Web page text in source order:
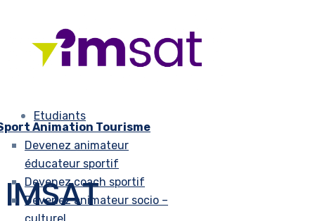
Etudiants
Animation Tourisme
Devenez animateur
éducateur sportif
Devenez coach sportif
Devenez animateur socio –
IMSAT